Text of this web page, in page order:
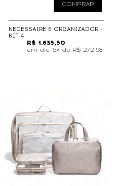
COMPRAR
NECESSAIRE E ORGANIZADOR -
KIT 4
R$ 1.635,50
6x de R$ 272,58